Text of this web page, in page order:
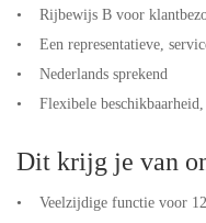
• Rijbewijs B voor
• Een representatieve,
• Nederlands sprekend
• Flexibele beschikbaarheid,
Dit krijg je van
• Veelzijdige functie voor 12